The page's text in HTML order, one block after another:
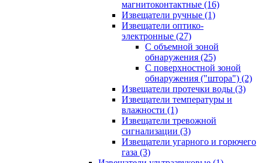
магнитоконтактные (16)
Извещатели ручные (1)
Извещатели оптико-
электронные (27)
С объемной зоной
обнаружения (25)
С поверхностной зоной
обнаружения ("штора") (2)
Извещатели протечки воды (3)
Извещатели температуры и
влажности (1)
Извещатели тревожной
сигнализации (3)
Извещатели угарного и горючего
газа (3)